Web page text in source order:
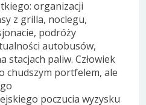
organizacji
z grilla, noclegu,
podróży
autobusów,
stacjach paliw. Człowiek
chudszym portfelem, ale
poczucia wyzysku